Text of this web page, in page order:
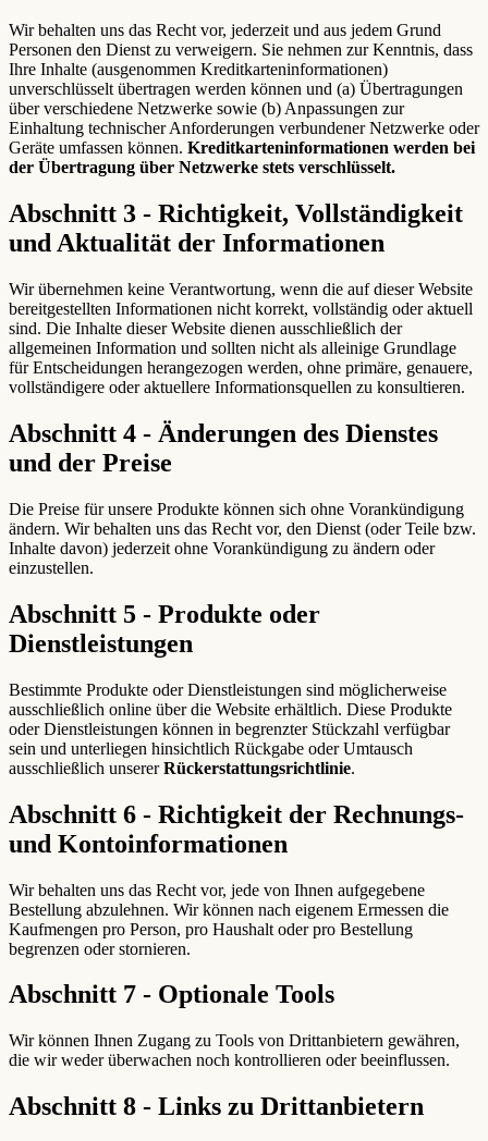
Wir behalten uns das Recht vor, jederzeit und aus jedem Grund
Personen den Dienst zu verweigern. Sie nehmen zur Kenntnis, dass
Ihre Inhalte (ausgenommen Kreditkarteninformationen)
unverschlüsselt übertragen werden können und (a) Übertragungen
über verschiedene Netzwerke sowie (b) Anpassungen zur
Einhaltung technischer Anforderungen verbundener Netzwerke oder
Geräte umfassen können. Kreditkarteninformationen werden bei
der Übertragung über Netzwerke stets verschlüsselt.
Abschnitt 3 - Richtigkeit, Vollständigkeit
und Aktualität der Informationen
Wir übernehmen keine Verantwortung, wenn die auf dieser Website
bereitgestellten Informationen nicht korrekt, vollständig oder aktuell
sind. Die Inhalte dieser Website dienen ausschließlich der
allgemeinen Information und sollten nicht als alleinige Grundlage
für Entscheidungen herangezogen werden, ohne primäre, genauere,
vollständigere oder aktuellere Informationsquellen zu konsultieren.
Abschnitt 4 - Änderungen des Dienstes
und der Preise
Die Preise für unsere Produkte können sich ohne Vorankündigung
ändern. Wir behalten uns das Recht vor, den Dienst (oder Teile bzw.
Inhalte davon) jederzeit ohne Vorankündigung zu ändern oder
einzustellen.
Abschnitt 5 - Produkte oder
Dienstleistungen
Bestimmte Produkte oder Dienstleistungen sind möglicherweise
ausschließlich online über die Website erhältlich. Diese Produkte
oder Dienstleistungen können in begrenzter Stückzahl verfügbar
sein und unterliegen hinsichtlich Rückgabe oder Umtausch
ausschließlich unsererRückerstattungsrichtlinie.
Abschnitt 6 - Richtigkeit der Rechnungs-
und Kontoinformationen
Wir behalten uns das Recht vor, jede von Ihnen aufgegebene
Bestellung abzulehnen. Wir können nach eigenem Ermessen die
Kaufmengen pro Person, pro Haushalt oder pro Bestellung
begrenzen oder stornieren.
Abschnitt 7 - Optionale Tools
Wir können Ihnen Zugang zu Tools von Drittanbietern gewähren,
die wir weder überwachen noch kontrollieren oder beeinflussen.
Abschnitt 8 - Links zu Drittanbietern